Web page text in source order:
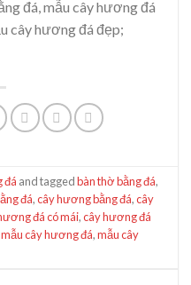
đá and taggedbàn thờ bằng đá,
đá,cây hương bằng đá,cây
đá có mái,cây hương đá
mẫu cây hương đá,mẫu cây